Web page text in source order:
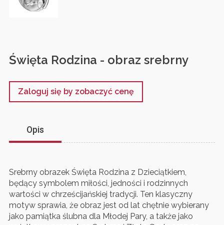
Święta Rodzina - obraz srebrny
Zaloguj się by zobaczyć cenę
Opis
Srebrny obrazek Święta Rodzina z Dzieciątkiem,
będący symbolem miłości, jedności i rodzinnych
wartości w chrześcijańskiej tradycji. Ten klasyczny
motyw sprawia, że obraz jest od lat chętnie wybierany
jako pamiątka ślubna dla Młodej Pary, a także jako